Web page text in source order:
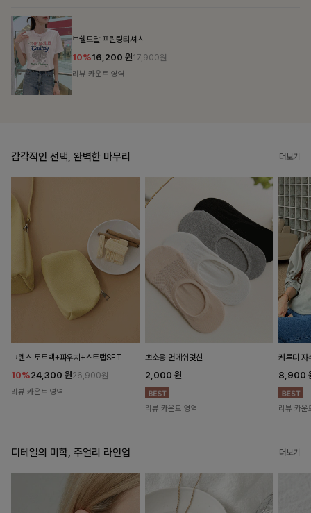
감각적인 선택, 완벽한 마무리 더보기
그렌스 토트백+파우치+스트랩SET
10%24,300 원26,900원
리뷰 카운트 영역
뽀소옹 면메쉬덧신
2,000 원
리뷰 카운트 영역
케루디 자
8,900
리뷰 카운
디테일의 미학, 주얼리 라인업 더보기